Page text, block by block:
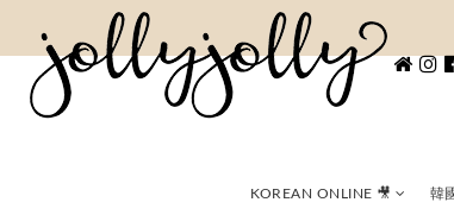
KOREAN ONLINE 🎥 韓